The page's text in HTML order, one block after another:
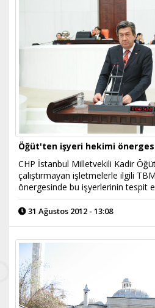
Öğüt'ten işyeri hekimi
CHP İstanbul Milletvekili Kadir
çalıştırmayan işletmelerle ilgili
önergesinde bu işyerlerinin tespit
31 Ağustos 2012 - 13:08